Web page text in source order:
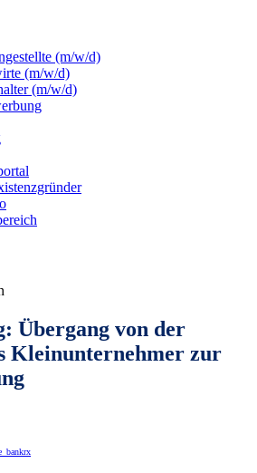
(m/w/d)
(m/w/d)
(m/w/d)
Übergang von der
Kleinunternehmer zur